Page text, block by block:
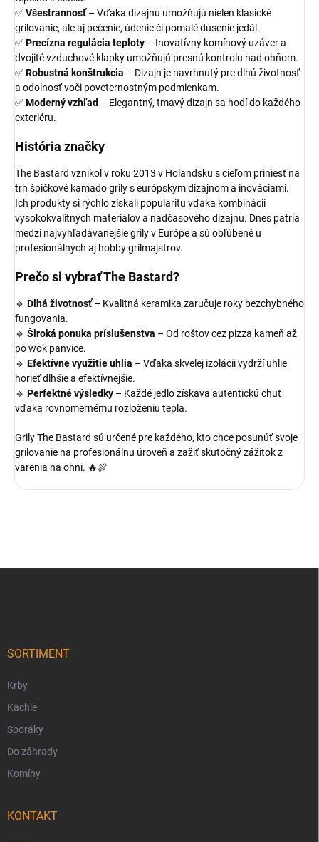
✅Všestrannosť– Vďaka dizajnu umožňujú nielen klasické
grilovanie, ale aj pečenie, údenie či pomalé dusenie jedál.
✅Precízna regulácia teploty – Inovatívny komínový uzáver a
dvojité vzduchové klapky umožňujú presnú kontrolu nad ohňom.
✅Robustná konštrukcia – Dizajn je navrhnutý pre dlhú životnosť
a odolnosť voči poveternostným podmienkam.
✅Moderný vzhľad – Elegantný, tmavý dizajn sa hodí do každého
exteriéru.
História značky
The Bastard vznikol v roku 2013 v Holandsku s cieľom priniesť na
trh špičkové kamado grily s európskym dizajnom a inováciami.
Ich produkty si rýchlo získali popularitu vďaka kombinácii
vysokokvalitných materiálov a nadčasového dizajnu. Dnes patria
medzi najvyhľadávanejšie grily v Európe a sú obľúbené u
profesionálnych aj hobby grilmajstrov.
Prečo si vybrať The Bastard?
🔹 Dlhá životnosť– Kvalitná keramika zaručuje roky bezchybného
fungovania.
🔹 Široká ponuka príslušenstva – Od roštov cez pizza kameň až
po wok panvice.
🔹 Efektívne využitie uhlia – Vďaka skvelej izolácii vydrží uhlie
horieť dlhšie a efektívnejšie.
🔹 Perfektné výsledky – Každé jedlo získava autentickú chuť
vďaka rovnomernému rozloženiu tepla.
Grily The Bastard sú určené pre každého, kto chce posunúť svoje
grilovanie na profesionálnu úroveň a zažiť skutočný zážitok z
varenia na ohni. 🔥🍖
SORTIMENT
Krby
Kachle
Sporáky
Do záhrady
Komíny
KONTAKT